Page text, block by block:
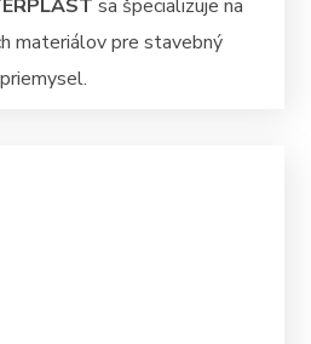
sa špecializuje na
materiálov pre stavebný
priemysel.